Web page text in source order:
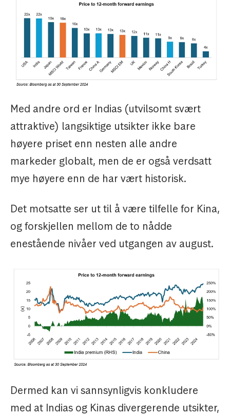
Med andre ord er Indias (utvilsomt svært
attraktive) langsiktige utsikter ikke bare
høyere priset enn nesten alle andre
markeder globalt, men de er også verdsatt
mye høyere enn de har vært historisk.
Det motsatte ser ut til å være tilfelle for Kina,
og forskjellen mellom de to nådde
enestående nivåer ved utgangen av august.
Dermed kan vi sannsynligvis konkludere
med at Indias og Kinas divergerende utsikter,